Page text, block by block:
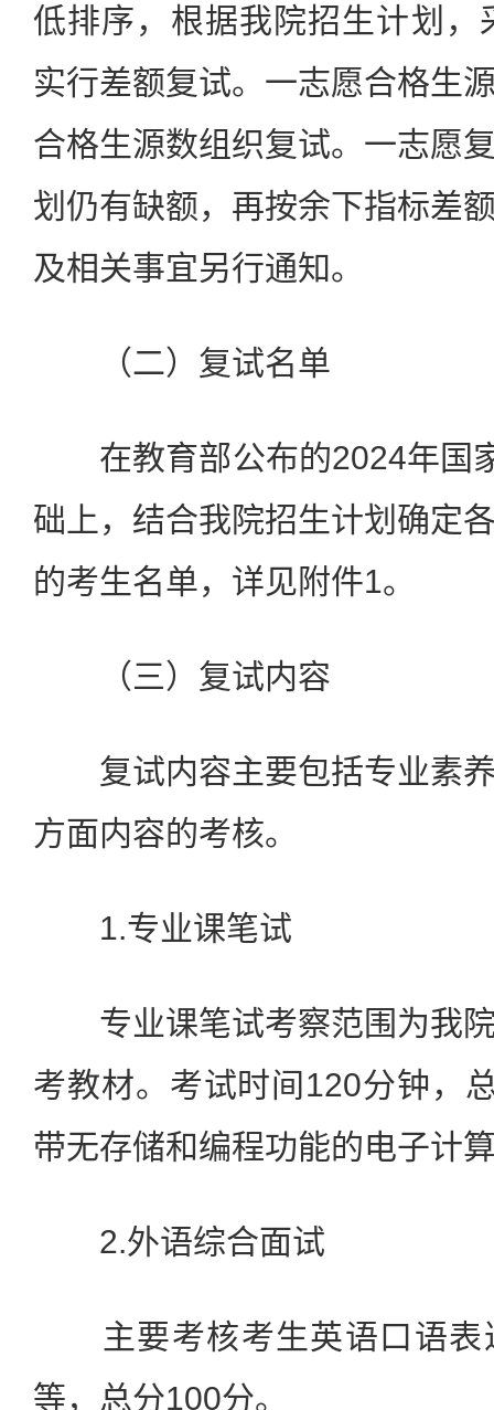
低排序，根据我院招生计划，
实行差额复试。一志愿合格生
合格生源数组织复试。一志愿
划仍有缺额，再按余下指标差
及相关事宜另行通知。
（二）复试名单
在教育部公布的2024年国
础上，结合我院招生计划确定
的考生名单，详见附件1。
（三）复试内容
复试内容主要包括专业素养
方面内容的考核。
1.专业课笔试
专业课笔试考察范围为我院
考教材。考试时间120分钟，
带无存储和编程功能的电子计
2.外语综合面试
主要考核考生英语口语表
等，总分100分。